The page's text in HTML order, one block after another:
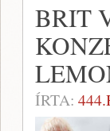
BRIT
ÍRTA: